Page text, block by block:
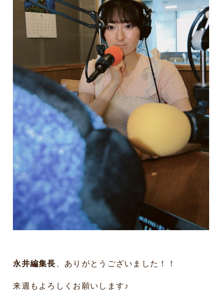
永井編集長 、ありがとうございました！！
来週もよろしくお願いします♪